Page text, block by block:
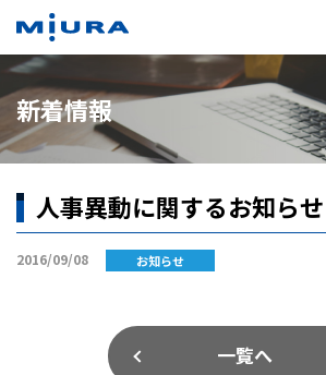
新着情報
人事異動に関するお知らせ
2016/09/08 お知らせ
一覧へ